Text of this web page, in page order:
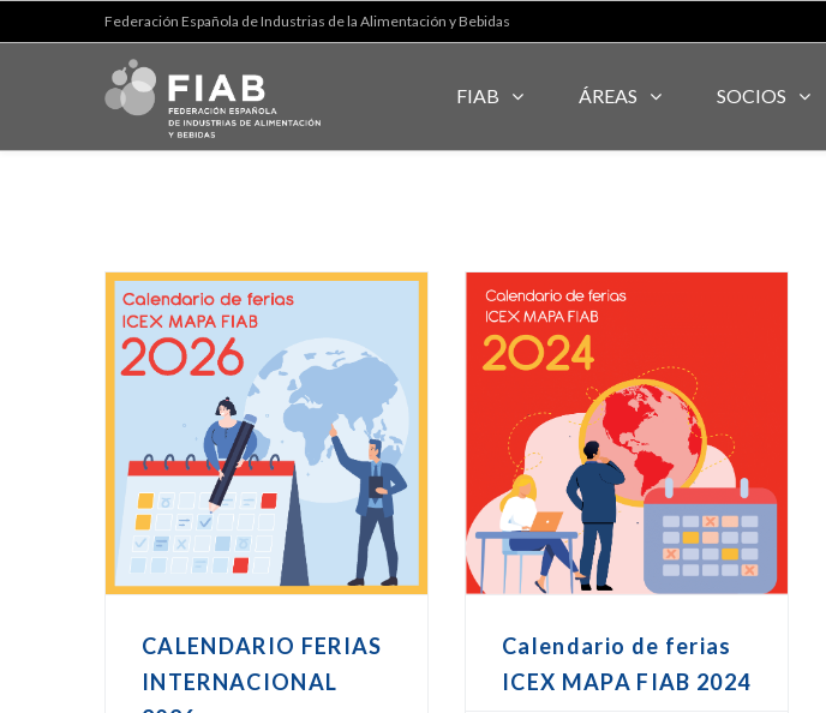
Federación Española de Industrias de la Alimentación y Bebidas
FIAB ÁREAS SOCIOS
CALENDARIO FERIAS
INTERNACIONAL
Calendario de ferias
ICEX MAPA FIAB 2024